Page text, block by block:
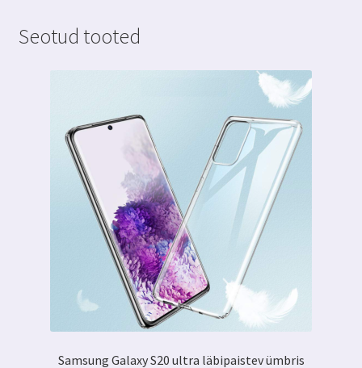
Seotud tooted
Samsung Galaxy S20 ultra läbipaistev ümbris